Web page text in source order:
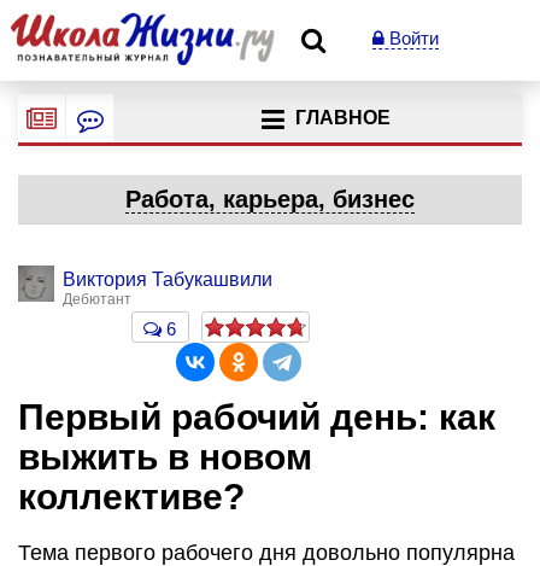
Войти
ГЛАВНОЕ
Работа, карьера, бизнес
Виктория Табукашвили
Дебютант
6
Первый рабочий день: как
выжить в новом
коллективе?
Тема первого рабочего дня довольно популярна